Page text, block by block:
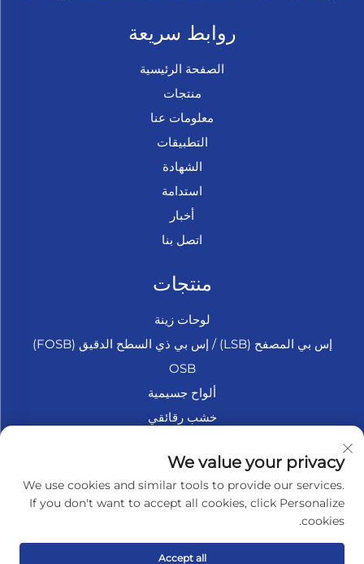
روابط سريعة
الصفحة الرئيسية
منتجات
معلومات عنا
التطبيقات
الشهادة
استدامة
أخبار
اتصل بنا
منتجات
لوحات زينة
إس بي المصفح (LSB) / إس بي ذي السطح الدقيق (FOSB)
OSB
ألواح جسيمية
خشب رقائقي
فايبر بورد
إكسسوارات
We value your privacy
We use cookies and similar tools to provide our services.
If you don't want to accept all cookies, click Personalize
cookies.
Accept all